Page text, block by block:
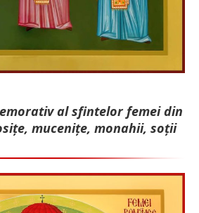
al sfintelor femei din
mu­cenițe, monahii, soții